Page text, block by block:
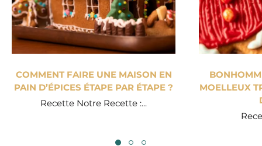
COMMENT FAIRE UNE MAISON EN
PAIN D’ÉPICES ÉTAPE PAR ÉTAPE ?
Recette Notre Recette :...
MOELLEUX